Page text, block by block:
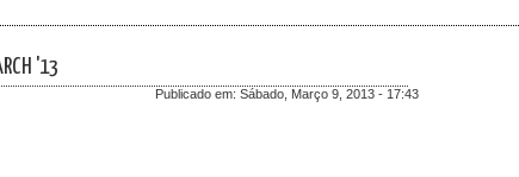
'13
Publicado em: Sábado, Março 9, 2013 - 17:43